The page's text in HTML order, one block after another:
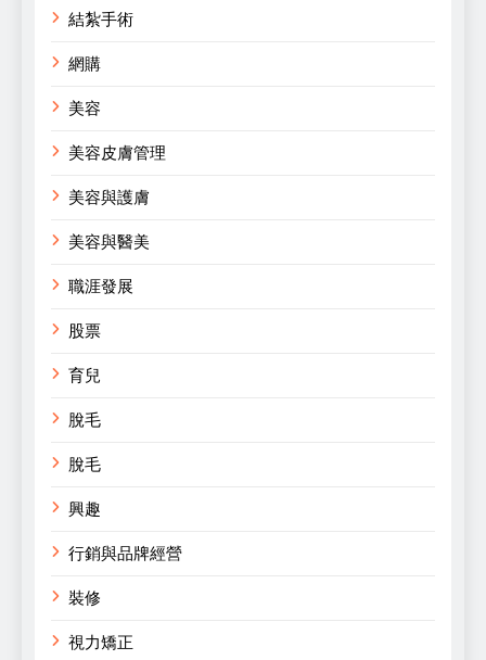
結紮手術
網購
美容
美容皮膚管理
美容與護膚
美容與醫美
職涯發展
股票
育兒
脫毛
脫毛
興趣
行銷與品牌經營
裝修
視力矯正